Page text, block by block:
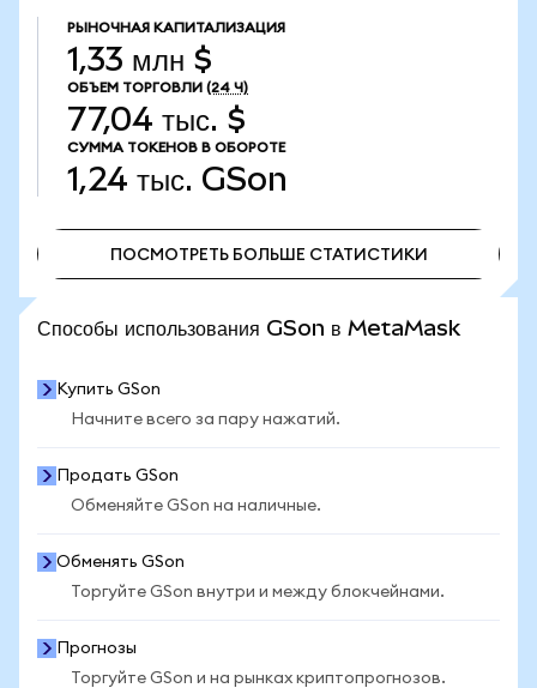
РЫНОЧНАЯ КАПИТАЛИЗАЦИЯ
1,33 млн $
ОБЪЕМ ТОРГОВЛИ (24 Ч)
77,04 тыс. $
СУММА ТОКЕНОВ В ОБОРОТЕ
1,24 тыс. GSon
ПОСМОТРЕТЬ БОЛЬШЕ СТАТИСТИКИ
Способы использования GSon в MetaMask
Купить GSon
Начните всего за пару нажатий.
Продать GSon
Обменяйте GSon на наличные.
Обменять GSon
Торгуйте GSon внутри и между блокчейнами.
Прогнозы
Торгуйте GSon и на рынках криптопрогнозов.